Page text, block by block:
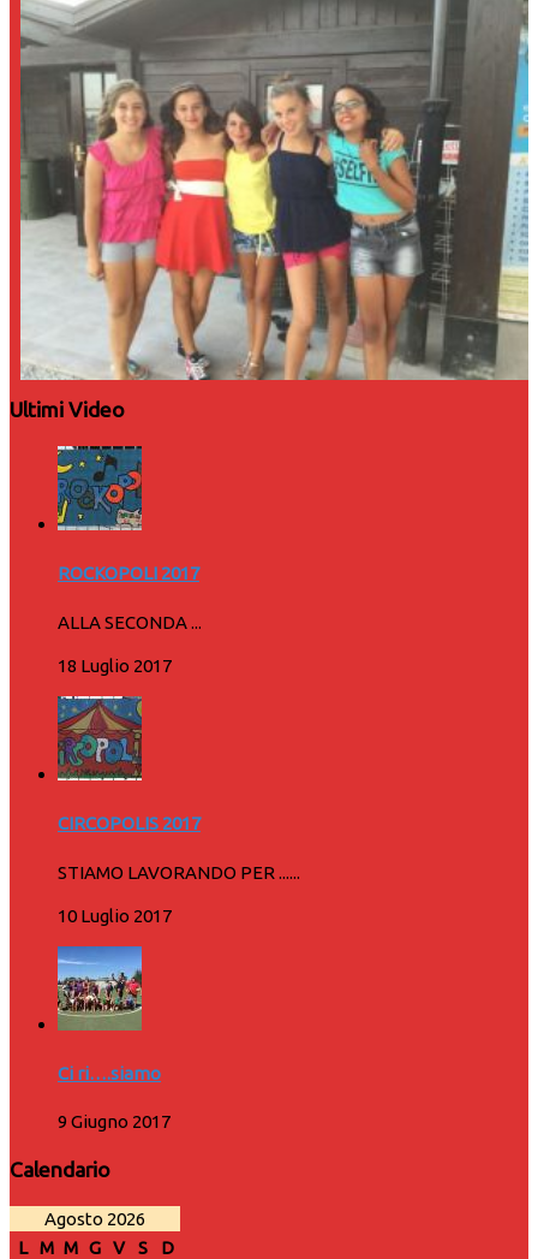
Ultimi Video
ROCKOPOLI 2017
ALLA SECONDA ...
18 Luglio 2017
CIRCOPOLIS 2017
STIAMO LAVORANDO PER ......
10 Luglio 2017
Ci ri….siamo
9 Giugno 2017
Calendario
Agosto 2026
L M M G V S D